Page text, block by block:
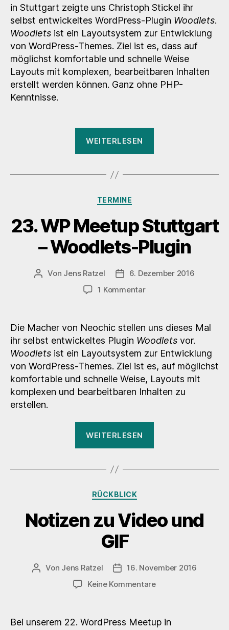
in Stuttgart zeigte uns Christoph Stickel ihr
selbst entwickeltes WordPress-Plugin Woodlets.
Woodlets ist ein Layoutsystem zur Entwicklung
von WordPress-Themes. Ziel ist es, dass auf
möglichst komfortable und schnelle Weise
Layouts mit komplexen, bearbeitbaren Inhalten
erstellt werden können. Ganz ohne PHP-
Kenntnisse.
WEITERLESEN
Plugin“
Kategorien
TERMINE
23. WP Meetup Stuttgart
– Woodlets-Plugin
Beitragsautor
Von Jens Ratzel Veröffentlichungsdatum
6. Dezember 2016
1 Kommentarzu
Meetup
Stuttgart
–
Woodlets-
Plugin
Die Macher von Neochic stellen uns dieses Mal
ihr selbst entwickeltes Plugin Woodlets vor.
Woodlets ist ein Layoutsystem zur Entwicklung
von WordPress-Themes. Ziel ist es, auf möglichst
komfortable und schnelle Weise, Layouts mit
komplexen und bearbeitbaren Inhalten zu
erstellen.
WEITERLESEN
Stuttgart
Kategorien
RÜCKBLICK
Notizen zu Video und
GIF
Beitragsautor
Von Jens Ratzel Veröffentlichungsdatum
16. November 2016
Keine Kommentarezu
Video
Bei unserem 22. WordPress Meetup in